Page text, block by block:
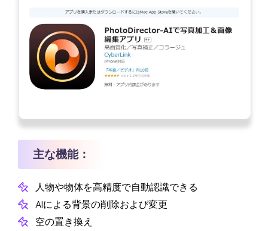
主な機能：
人物や物体を高精度で自動認識できる
AIによる背景の削除および変更
空の置き換え